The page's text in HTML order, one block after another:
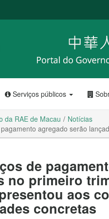
Serviços públicos
da RAE de Macau
Notícias
agregado serão
de
no primeiro
aos
concretas